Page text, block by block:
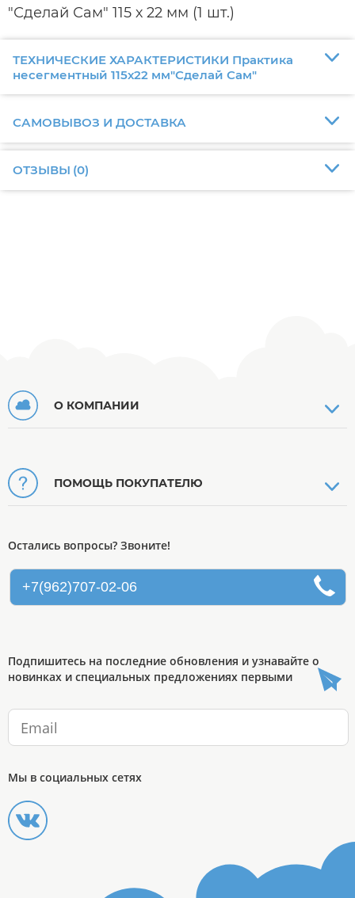
"Сделай Сам" 115 х 22 мм (1 шт.)
ТЕХНИЧЕСКИЕ ХАРАКТЕРИСТИКИ Практика
несегментный 115х22 мм"Сделай Сам"
САМОВЫВОЗ И ДОСТАВКА
ОТЗЫВЫ (0)
О КОМПАНИИ
ПОМОЩЬ ПОКУПАТЕЛЮ
Остались вопросы? Звоните!
+7(962)707-02-06
Подпишитесь на последние обновления и узнавайте о
новинках и специальных предложениях первыми
Мы в социальных сетях